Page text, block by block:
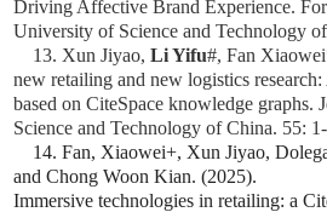
Driving Affective Brand Experience.
University of Science and Technology
13. Xun Jiyao,Li Yifu#, Fan
new retailing and new logistics
based on CiteSpace knowledge graphs.
Science and Technology of China. 55:
14. Fan, Xiaowei+, Xun Jiyao,
and Chong Woon Kian. (2025).
Immersive technologies in retailing: a